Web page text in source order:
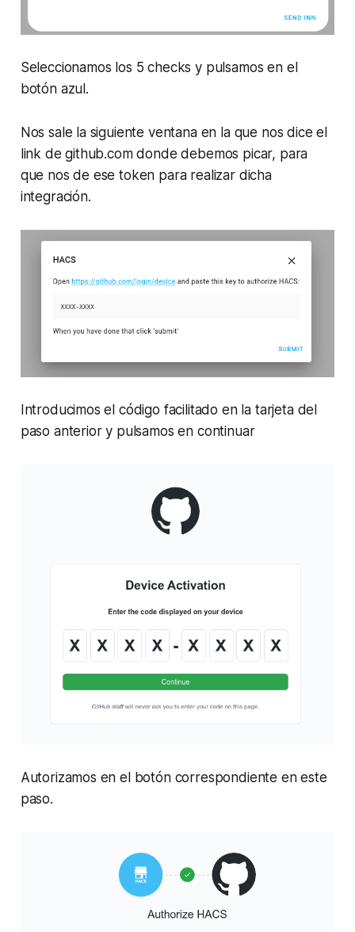
Seleccionamos los 5 checks y pulsamos en el
botón azul.
Nos sale la siguiente ventana en la que nos dice el
link de github.com donde debemos picar, para
que nos de ese token para realizar dicha
integración.
Introducimos el código facilitado en la tarjeta del
paso anterior y pulsamos en continuar
Autorizamos en el botón correspondiente en este
paso.